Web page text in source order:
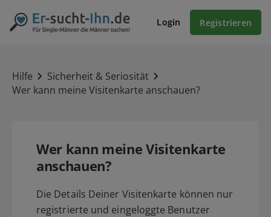
Login Registrieren
Hilfe
Sicherheit & Seriosität
Wer kann meine Visitenkarte anschauen?
Wer kann meine Visitenkarte
anschauen?
Die Details Deiner Visitenkarte können nur
registrierte und eingeloggte Benutzer